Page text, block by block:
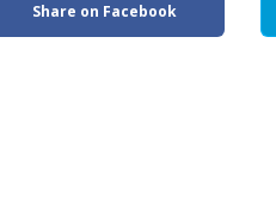
Share on Facebook